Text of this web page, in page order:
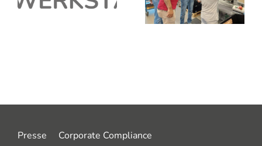
Presse
Corporate Compliance